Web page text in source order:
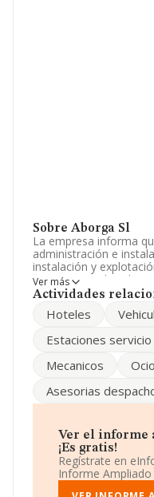
Sobre Aborga Sl
La empresa informa
administración e
instalación y
restaurantes, hoteles.
vehículos. La empresa
corresponde a 6820
actividad en
Ha tenido el mismo
número de
media de sector.
Es posible ponerse
del teléfono
La empresa española
Ver más
Actividades
Hoteles
Estaciones servicio
Mecanicos
Asesorias
Ver el informe
¡Es gratis!
Regístrate en
Informe